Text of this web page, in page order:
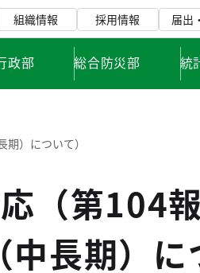
組織情報 採用情報 届出
政部 総合防災部 統
）について）
（第104
長期）に